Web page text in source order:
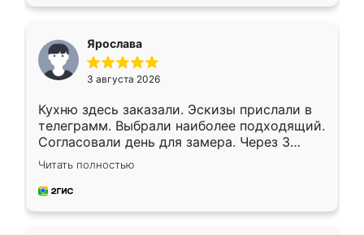
Ярослава
3 августа 2026
Кухню здесь заказали. Эскизы прислали в
телеграмм. Выбрали наиболее подходящий.
Согласовали день для замера. Через 3
недели кухня была уже готова. Остались
довольны работой. Спасибо Ренессанс
мебель за качественную работу!
Читать полностью